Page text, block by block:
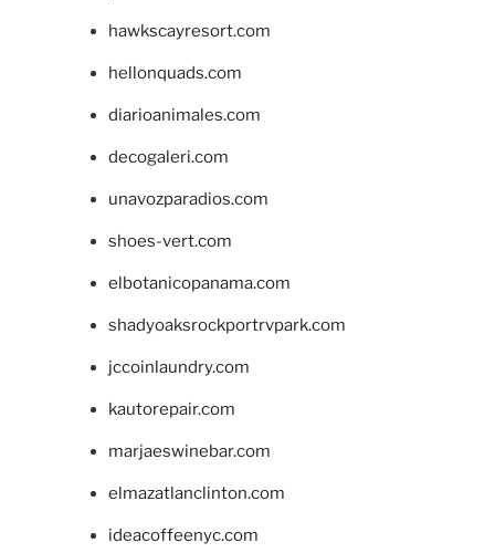
hawkscayresort.com
hellonquads.com
diarioanimales.com
decogaleri.com
unavozparadios.com
shoes-vert.com
elbotanicopanama.com
shadyoaksrockportrvpark.com
jccoinlaundry.com
kautorepair.com
marjaeswinebar.com
elmazatlanclinton.com
ideacoffeenyc.com